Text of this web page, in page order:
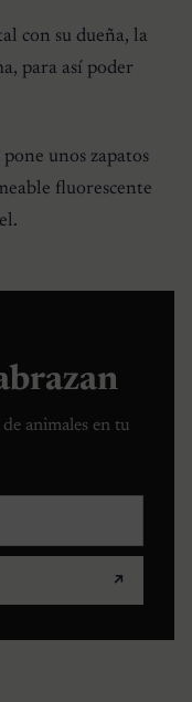
con su dueña, la
para así poder
unos zapatos
fluorescente
animales en tu
↗